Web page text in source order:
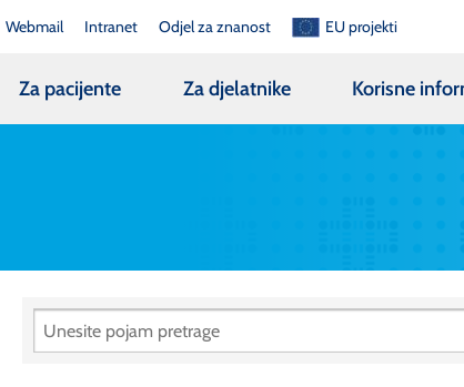
Webmail Intranet Odjel za znanost EU projekti
Za pacijente Za djelatnike Korisne